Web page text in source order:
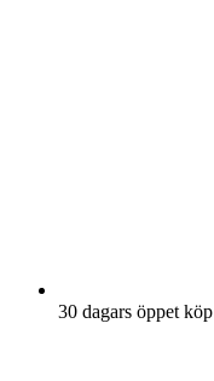
30 dagars öppet köp